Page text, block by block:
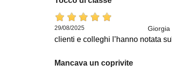
29/08/2025 Giorgia
clienti e colleghi l’hanno notata
Mancava un coprivite